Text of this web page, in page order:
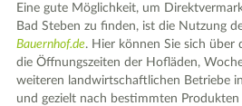
Eine gute Möglichkeit, um
Bad Steben zu finden, ist die Nutzung
Bauernhof.de. Hier können Sie sich über
die Öffnungszeiten der Hofläden,
weiteren landwirtschaftlichen Betriebe
und gezielt nach bestimmten Produkten